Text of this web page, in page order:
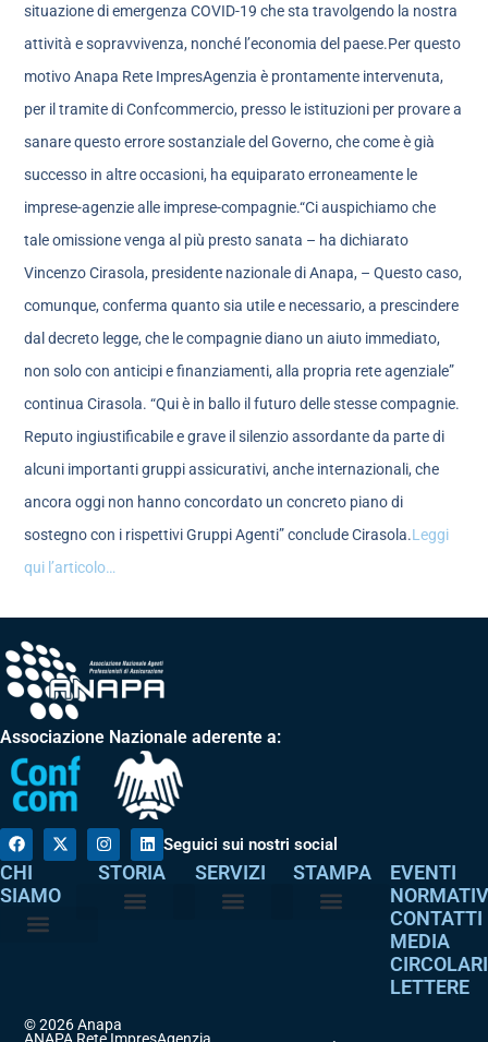
situazione di emergenza COVID-19 che sta travolgendo la nostra
attività e sopravvivenza, nonché l’economia del paese.Per questo
motivo Anapa Rete ImpresAgenzia è prontamente intervenuta,
per il tramite di Confcommercio, presso le istituzioni per provare a
sanare questo errore sostanziale del Governo, che come è già
successo in altre occasioni, ha equiparato erroneamente le
imprese-agenzie alle imprese-compagnie.“Ci auspichiamo che
tale omissione venga al più presto sanata – ha dichiarato
Vincenzo Cirasola, presidente nazionale di Anapa, – Questo caso,
comunque, conferma quanto sia utile e necessario, a prescindere
dal decreto legge, che le compagnie diano un aiuto immediato,
non solo con anticipi e finanziamenti, alla propria rete agenziale”
continua Cirasola. “Qui è in ballo il futuro delle stesse compagnie.
Reputo ingiustificabile e grave il silenzio assordante da parte di
alcuni importanti gruppi assicurativi, anche internazionali, che
ancora oggi non hanno concordato un concreto piano di
sostegno con i rispettivi Gruppi Agenti” conclude Cirasola.Leggi
qui l’articolo…
Associazione Nazionale aderente a:
Seguici sui nostri social
CHI
SIAMO
STORIA SERVIZI STAMPA
EVENTI
CONTATTI
MEDIA
CIRCOLARI
LETTERE
© 2026 Anapa
ANAPA Rete ImpresAgenzia